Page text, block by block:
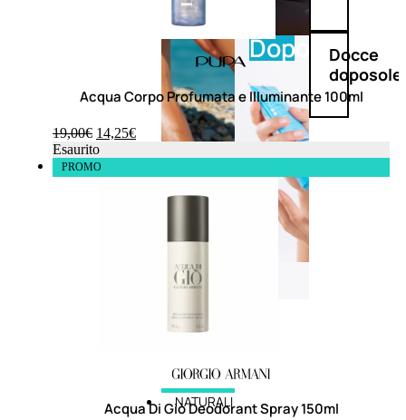
Doposole
Docce
doposole
NATURALI
Acqua Corpo Profumata e Illuminante 100ml
19,00€ 14,25€
Esaurito
PROMO
Acqua Di Giò Deodorant Spray 150ml